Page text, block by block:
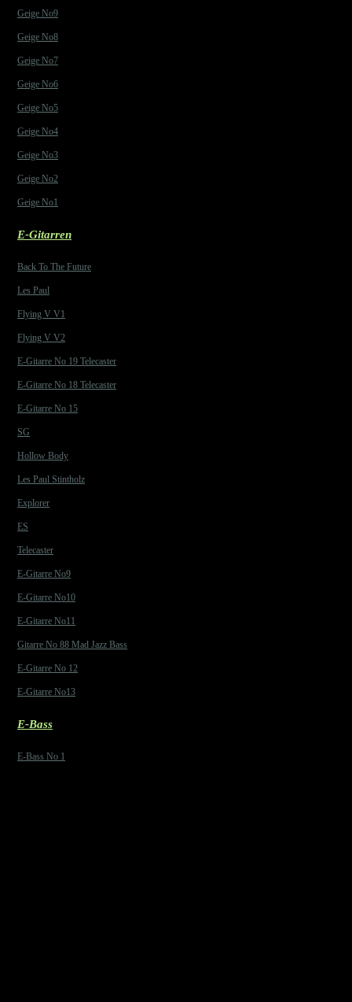
Geige No9
Geige No8
Geige No7
Geige No6
Geige No5
Geige No4
Geige No3
Geige No2
Geige No1
E-Gitarren
Back To The Future
Les Paul
Flying V V1
Flying V V2
E-Gitarre No 19 Telecaster
E-Gitarre No 18 Telecaster
E-Gitarre No 15
SG
Hollow Body
Les Paul Stintholz
Explorer
ES
Telecaster
E-Gitarre No9
E-Gitarre No10
E-Gitarre No11
Gitarre No 88 Mad Jazz Bass
E-Gitarre No 12
E-Gitarre No13
E-Bass
E-Bass No 1